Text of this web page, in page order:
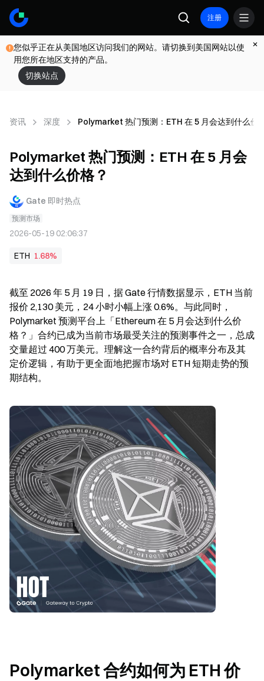
注册
您似乎正在从美国地区访问我们的网站。请切换到美国网站以使
用您所在地区支持的产品。
切换站点
资讯 深度 Polymarket 热门预测：ETH 在 5 月会达到什么价
Polymarket 热门预测：ETH 在 5 月会
达到什么价格？
Gate 即时热点
预测市场
2026-05-19 02:06:37
ETH 1.68%
截至 2026 年 5 月 19 日，据 Gate 行情数据显示，ETH 当前
报价 2,130 美元，24 小时小幅上涨 0.6%。与此同时，
Polymarket 预测平台上「Ethereum 在 5 月会达到什么价
格？」合约已成为当前市场最受关注的预测事件之一，总成
交量超过 400 万美元。理解这一合约背后的概率分布及其
定价逻辑，有助于更全面地把握市场对 ETH 短期走势的预
期结构。
Polymarket 合约如何为 ETH 价